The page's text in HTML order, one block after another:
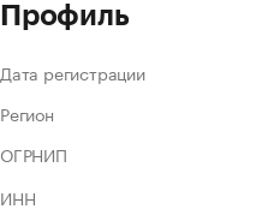
Профиль
Дата регистрации
Регион
ОГРНИП
ИНН